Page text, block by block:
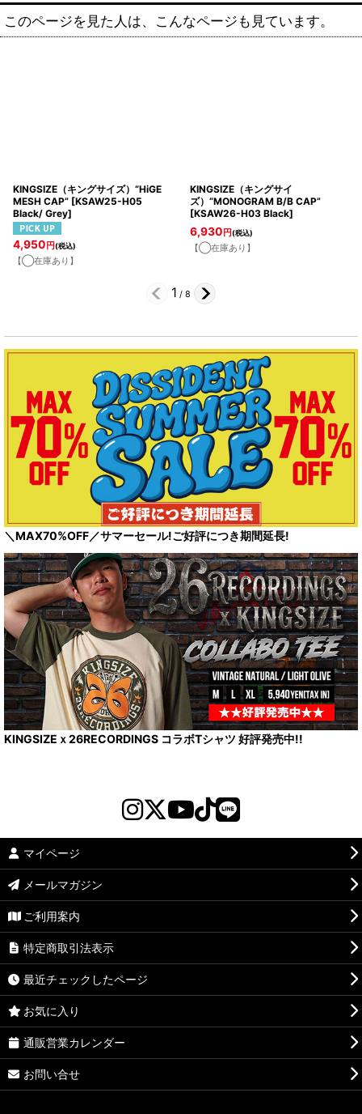
このページを見た人は、こんなページも見ています。
KINGSIZE（キングサイズ）“HiGE
MESH CAP” [KSAW25-H05
Black/ Grey]
4,950 円(税込)
【◯在庫あり】
KINGSIZE（キングサイ
ズ）“MONOGRAM B/B CAP”
[KSAW26-H03 Black]
6,930 円(税込)
【◯在庫あり】
1 / 8
＼MAX70%OFF／サマーセール!ご好評につき期間延長!
KINGSIZEｘ26RECORDINGS コラボTシャツ 好評発売中!!
マイページ
メールマガジン
ご利用案内
特定商取引法表示
最近チェックしたページ
お気に入り
通販営業カレンダー
お問い合せ